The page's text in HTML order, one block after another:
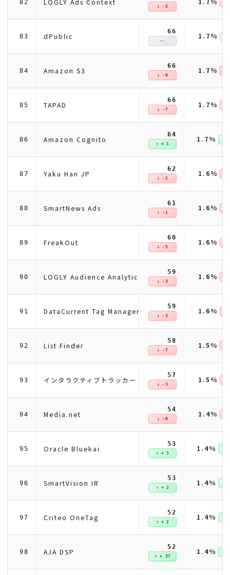
82
↓ -5
83 dPublic
66
-- 1.7%
84 Amazon S3
66
↓ -8 1.7%
85 TAPAD
66
↓ -7 1.7%
86 Amazon Cognito
64
↑ + 1 1.7%
87 Yaku Han JP
62
↓ -2 1.6%
88 SmartNews Ads
61
↓ -1 1.6%
89 FreakOut
60
↓ -5 1.6%
90 LOGLY Audience Analytics
59
↓ -3 1.6%
91 DataCurrent Tag Manager
59
↓ -3 1.6%
92 List Finder
58
↓ -7 1.5%
93 インタラクティブトラッカー
57
↓ -3 1.5%
94 Media.net
54
↓ -8 1.4%
95 Oracle Bluekai
53
↑ + 3 1.4%
96 SmartVision IR
53
↑ + 2 1.4%
97 Criteo OneTag
52
↑ + 2 1.4%
98 AJA DSP
52
↑ + 37 1.4%